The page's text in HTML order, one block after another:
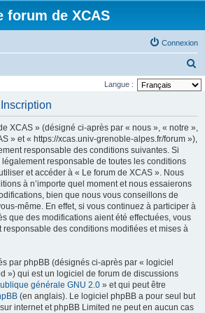
forum de XCAS
Connexion
e
e
Langue :
XCAS » (désigné ci-après par « nous », « notre »,
» et « https://xcas.univ-grenoble-alpes.fr/forum »),
responsable des conditions suivantes. Si
légalement responsable de toutes les conditions
et accéder à « Le forum de XCAS ». Nous
à n’importe quel moment et nous essaierons
bien que nous vous conseillons de
même. En effet, si vous continuez à participer à
que des modifications aient été effectuées, vous
responsable des conditions modifiées et mises à
par phpBB (désignés ci-après par « logiciel
») qui est un logiciel de forum de discussions
générale GNU 2.0 » et qui peut être
(en anglais). Le logiciel phpBB a pour seul but
internet et phpBB Limited ne peut en aucun cas